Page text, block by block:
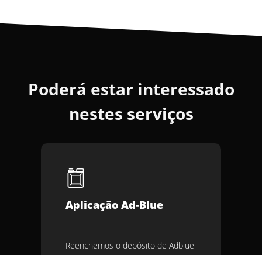
Poderá estar interessado
nestes serviços
Aplicação Ad-Blue
Reenchemos o depósito de Adblue